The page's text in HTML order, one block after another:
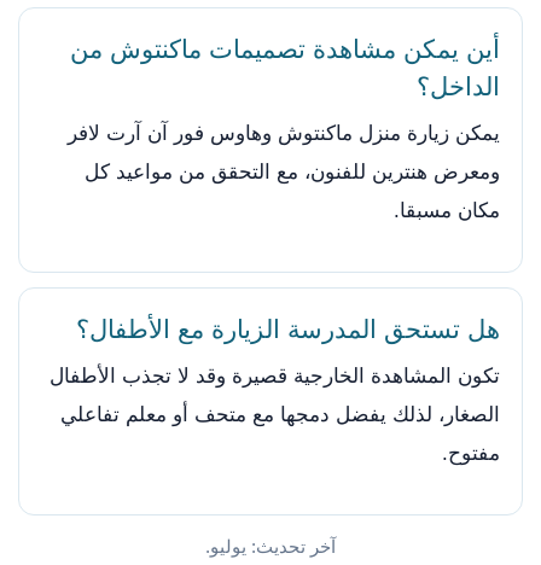
أين يمكن مشاهدة تصميمات ماكنتوش من
الداخل؟
يمكن زيارة منزل ماكنتوش وهاوس فور آن آرت لافر
ومعرض هنترين للفنون، مع التحقق من مواعيد كل
مكان مسبقا.
هل تستحق المدرسة الزيارة مع الأطفال؟
تكون المشاهدة الخارجية قصيرة وقد لا تجذب الأطفال
الصغار، لذلك يفضل دمجها مع متحف أو معلم تفاعلي
مفتوح.
آخر تحديث: يوليو.